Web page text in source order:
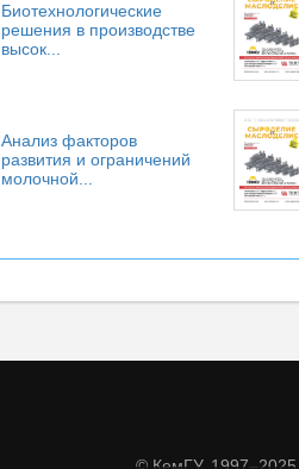
Биотехнологические
решения в производстве
высок...
Анализ факторов
развития и ограничений
молочной...